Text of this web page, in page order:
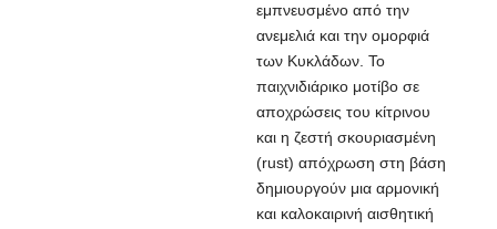
εμπνευσμένο από την
ανεμελιά και την ομορφιά
των Κυκλάδων. Το
παιχνιδιάρικο μοτίβο σε
αποχρώσεις του κίτρινου
και η ζεστή σκουριασμένη
(rust) απόχρωση στη βάση
δημιουργούν μια αρμονική
και καλοκαιρινή αισθητική